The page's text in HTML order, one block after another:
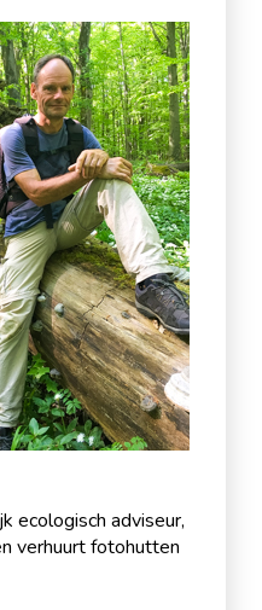
ecologisch adviseur,
verhuurt fotohutten